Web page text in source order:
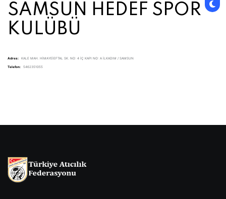
SAMSUN HEDEF SPOR
KULÜBÜ
Adres: KALE MAH. HİMAYEİEFTAL SK. NO: 4 İÇ KAPI NO: A İLKADIM / SAMSUN
Telefon: 5462351055